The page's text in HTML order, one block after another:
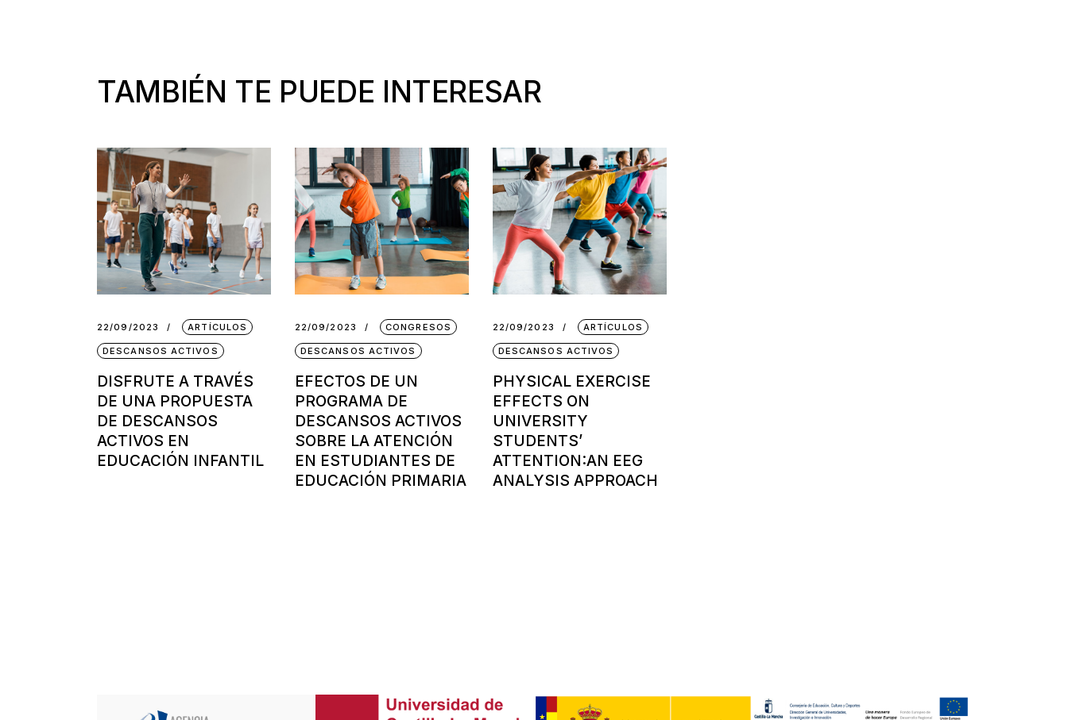
TAMBIÉN TE PUEDE INTERESAR
22/09/2023 ARTÍCULOS
DESCANSOS ACTIVOS
DISFRUTE A TRAVÉS
DE UNA PROPUESTA
DE DESCANSOS
ACTIVOS EN
EDUCACIÓN INFANTIL
22/09/2023 CONGRESOS
DESCANSOS ACTIVOS
EFECTOS DE UN
PROGRAMA DE
DESCANSOS ACTIVOS
SOBRE LA ATENCIÓN
EN ESTUDIANTES DE
EDUCACIÓN PRIMARIA
22/09/2023 ARTÍCULOS
DESCANSOS ACTIVOS
PHYSICAL EXERCISE
EFFECTS ON
UNIVERSITY
STUDENTS’
ATTENTION:AN EEG
ANALYSIS APPROACH